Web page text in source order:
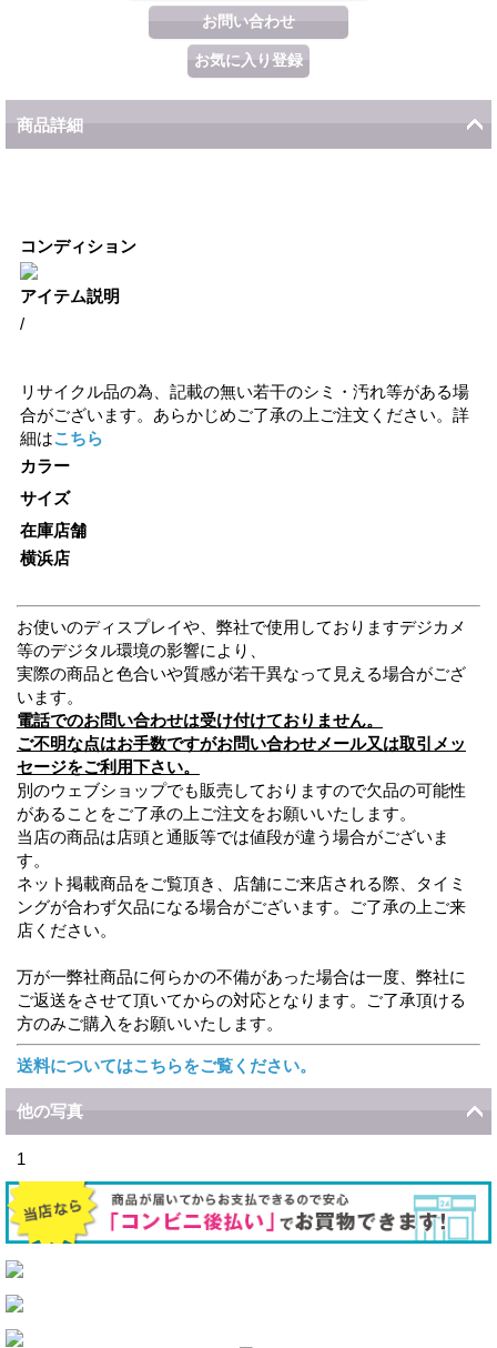
商品詳細
コンディション
アイテム説明
/
リサイクル品の為、記載の無い若干のシミ・汚れ等がある場
合がございます。あらかじめご了承の上ご注文ください。詳
細はこちら
カラー
サイズ
在庫店舗
横浜店
お使いのディスプレイや、弊社で使用しておりますデジカメ
等のデジタル環境の影響により、
実際の商品と色合いや質感が若干異なって見える場合がござ
います。
電話でのお問い合わせは受け付けておりません。
ご不明な点はお手数ですがお問い合わせメール又は取引メッ
セージをご利用下さい。
別のウェブショップでも販売しておりますので欠品の可能性
があることをご了承の上ご注文をお願いいたします。
当店の商品は店頭と通販等では値段が違う場合がございま
す。
ネット掲載商品をご覧頂き、店舗にご来店される際、タイミ
ングが合わず欠品になる場合がございます。ご了承の上ご来
店ください。
万が一弊社商品に何らかの不備があった場合は一度、弊社に
ご返送をさせて頂いてからの対応となります。ご了承頂ける
方のみご購入をお願いいたします。
送料についてはこちらをご覧ください。
他の写真
1